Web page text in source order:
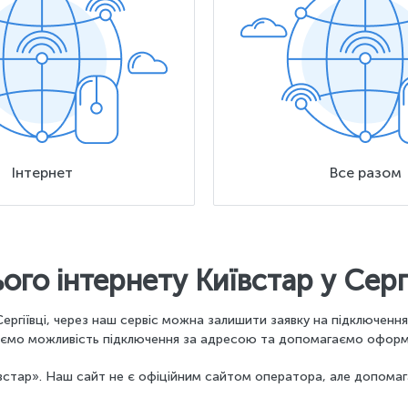
Інтернет Все разом
інтернету Київстар у
через наш сервіс можна залишити заявку на
можливість підключення за адресою та допомагаємо
Наш сайт не є офіційним сайтом оператора, але